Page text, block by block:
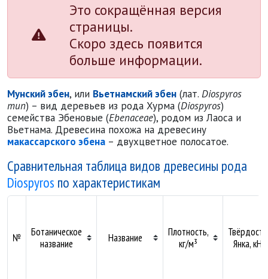
Это сокращённая версия
страницы.
Скоро здесь появится
больше информации.
Мунский эбен, или Вьетнамский эбен (лат. Diospyros
mun) – вид деревьев из рода Хурма (Diospyros)
семейства Эбеновые (Ebenaceae), родом из Лаоса и
Вьетнама. Древесина похожа на древесину
макассарского эбена – двухцветное полосатое.
Сравнительная таблица видов древесины рода
Diospyros по характеристикам
№
Ботаническое
название
Название
Плотность,
кг/м³
Твёрдость
Янка, кН